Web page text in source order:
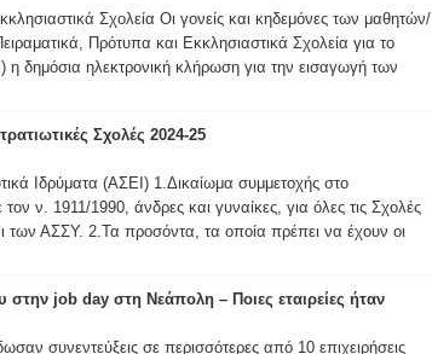
Σχολεία Οι γονείς και κηδεμόνες των μαθητών/
Πρότυπα και Εκκλησιαστικά Σχολεία για το
η δημόσια ηλεκτρονική κλήρωση για την εισαγωγή των
Σχολές 2024-25
Ιδρύματα (ΑΣΕΙ) 1.Δικαίωμα συμμετοχής στο
ν. 1911/1990, άνδρες και γυναίκες, για όλες τις Σχολές
ΑΣΣΥ. 2.Τα προσόντα, τα οποία πρέπει να έχουν οι
job day στη Νεάπολη – Ποιες εταιρείες ήταν
συνεντεύξεις σε περισσότερες από 10 επιχειρήσεις